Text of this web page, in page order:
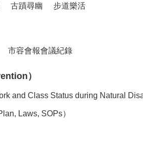
古蹟尋幽 步道樂活
市容會報會議紀錄
）
and Class Status during Natural
Laws, SOPs）